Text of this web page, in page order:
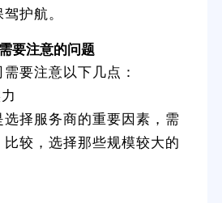
护航。
要注意的问题
要注意以下几点：
择服务商的重要因素，需
较，选择那些规模较大的